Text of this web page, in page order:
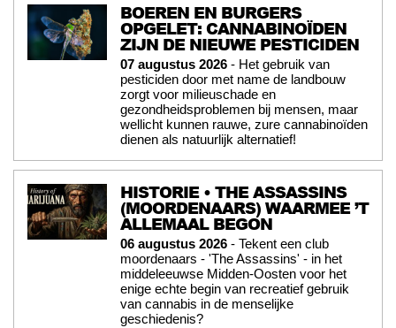
BOEREN EN BURGERS
OPGELET: CANNABINOÏDEN
ZIJN DE NIEUWE PESTICIDEN
07 augustus 2026 - Het gebruik van
pesticiden door met name de landbouw
zorgt voor milieuschade en
gezondheidsproblemen bij mensen, maar
wellicht kunnen rauwe, zure cannabinoïden
dienen als natuurlijk alternatief!
HISTORIE • THE ASSASSINS
(MOORDENAARS) WAARMEE ’T
ALLEMAAL BEGON
06 augustus 2026 - Tekent een club
moordenaars - 'The Assassins' - in het
middeleeuwse Midden-Oosten voor het
enige echte begin van recreatief gebruik
van cannabis in de menselijke
geschiedenis?